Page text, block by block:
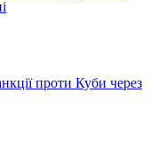
проти Куби через